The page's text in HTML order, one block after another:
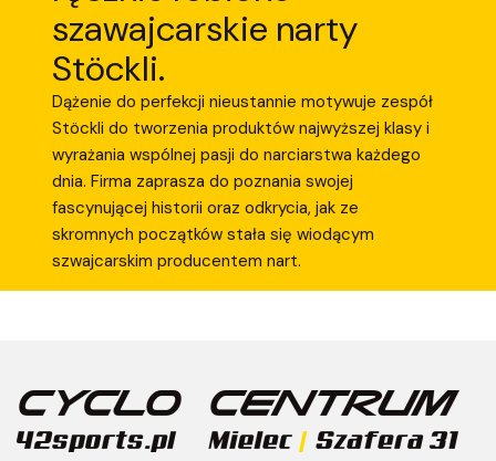
szawajcarskie narty
Stöckli.
Dążenie do perfekcji nieustannie motywuje zespół
Stöckli do tworzenia produktów najwyższej klasy i
wyrażania wspólnej pasji do narciarstwa każdego
dnia. Firma zaprasza do poznania swojej
fascynującej historii oraz odkrycia, jak ze
skromnych początków stała się wiodącym
szwajcarskim producentem nart.